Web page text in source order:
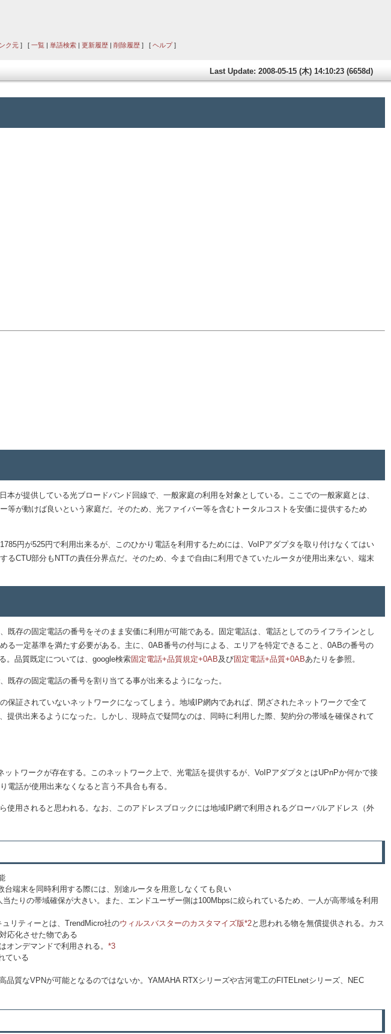
ク元 ] [ 一覧 | 単語検索 | 更新履歴 | 削除履歴 ] [ ヘルプ]
Last Update: 2008-05-15 (木) 14:10:23 (6658d)
が提供している光ブロードバンド回線で、一般家庭の利用を対象としている。ここでの一般家庭とは、
が動けば良いという家庭だ。そのため、光ファイバー等を含むトータルコストを安価に提供するため
円が525円で利用出来るが、このひかり電話を利用するためには、VoIPアダプタを取り付けなくてはい
CTU部分もNTTの責任分界点だ。そのため、今まで自由に利用できていたルータが使用出来ない、端末
存の固定電話の番号をそのまま安価に利用が可能である。固定電話は、電話としてのライフラインとし
一定基準を満たす必要がある。主に、0AB番号の付与による、エリアを特定できること、0ABの番号の
。品質既定については、google検索固定電話+品質規定+0AB及び固定電話+品質+0ABあたりを参照。
存の固定電話の番号を割り当てる事が出来るようになった。
証されていないネットワークになってしまう。地域IP網内であれば、閉ざされたネットワークで全て
供出来るようになった。しかし、現時点で疑問なのは、同時に利用した際、契約分の帯域を確保されて
トワークが存在する。このネットワーク上で、光電話を提供するが、VoIPアダプタとはUPnPか何かで接
話が使用出来なくなると言う不具合も有る。
用されると思われる。なお、このアドレスブロックには地域IP網で利用されるグローバルアドレス（外
端末を同時利用する際には、別途ルータを用意しなくても良い
たりの帯域確保が大きい。また、エンドユーザー側は100Mbpsに絞られているため、一人が高帯域を利用
リティーとは、TrendMicro社のウィルスバスターのカスタマイズ版*2と思われる物を無償提供される。カス
応化させた物である
オンデマンドで利用される。 *3
ている
品質なVPNが可能となるのではないか。YAMAHA RTXシリーズや古河電工のFITELnetシリーズ、NEC